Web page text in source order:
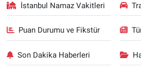
İstanbul Namaz Vakitleri
Puan Durumu ve Fikstür
Son Dakika Haberleri